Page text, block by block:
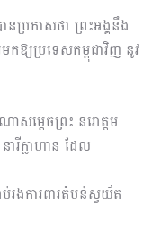
ប្រកាសថា ព្រះអង្គនឹង
កឱ្យប្រទេសកម្ពុជាវិញ នូវ
ាសម្ដេចព្រះ នរោត្តម
រីក្លាហាន ដែល
រងការពារតំបន់ស្វយ័ត